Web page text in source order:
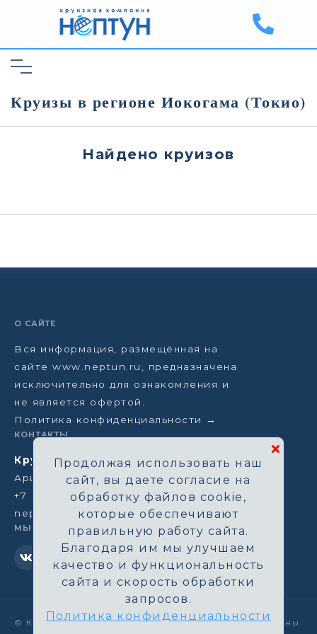
Круизы в регионе Иокогама (Токио)
Найдено круизов
О САЙТЕ
Вся информация, размещённая на
сайте www.neptun.ru, предназначена
исключительно для ознакомления и
не является офертой.
Политика конфиденциальности →
КОНТАКТЫ
Круизная компания Нептун
Аристарховский пер, 3/1, Москва
+7 (964) 583-14-96
neptun@aha.ru
МЫ В СЕТИ
© Круизная компания Нептун. Все права защищены.
Продолжая использовать наш
сайт, вы даете согласие на
обработку файлов cookie,
которые обеспечивают
правильную работу сайта.
Благодаря им мы улучшаем
качество и функциональность
сайта и скорость обработки
запросов.
Политика конфиденциальности